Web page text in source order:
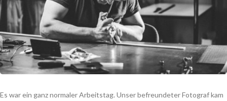
Es war ein ganz normaler Arbeitstag. Unser befreundeter Fotograf kam